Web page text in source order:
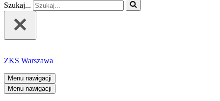
Szukaj...
ZKS Warszawa
Menu nawigacji
Menu nawigacji